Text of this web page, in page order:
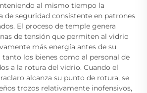
al mismo tiempo la
de seguridad consistente en patrones
El proceso de temple genera
de tensión que permiten al vidrio
más energía antes de su
los bienes como al personal de
a la rotura del vidrio. Cuando el
alcanza su punto de rotura, se
trozos relativamente inofensivos,